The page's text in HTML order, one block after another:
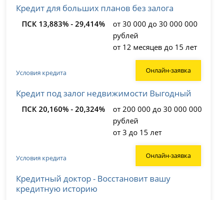
Кредит для больших планов без залога
ПСК 13,883% - 29,414%
от 30 000 до 30 000 000
рублей
от 12 месяцев до 15 лет
Условия кредита Онлайн-заявка
Кредит под залог недвижимости Выгодный
ПСК 20,160% - 20,324%
от 200 000 до 30 000 000
рублей
от 3 до 15 лет
Условия кредита Онлайн-заявка
Кредитный доктор - Восстановит вашу
кредитную историю